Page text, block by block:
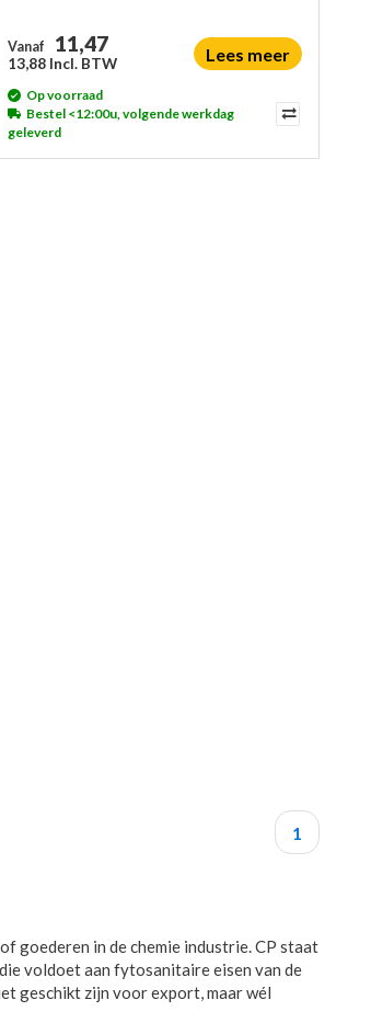
Vanaf 11,47
13,88 Incl. BTW Lees meer
Op voorraad
Bestel <12:00u, volgende werkdag
geleverd
1
goederen in de chemie industrie. CP staat
voldoet aan fytosanitaire eisen van de
geschikt zijn voor export, maar wél